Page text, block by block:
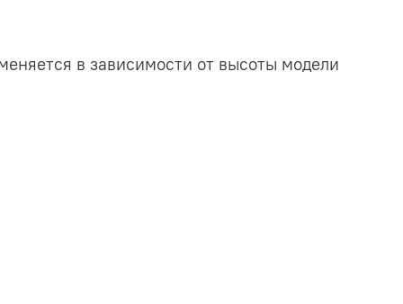
в зависимости от высоты модели